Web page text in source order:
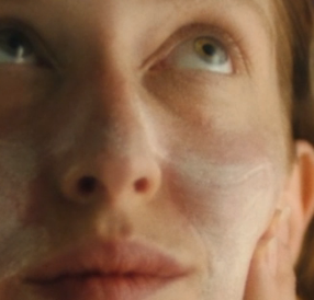
Entrar
Perfil de usuário
Meus aparelhos
Meus pedidos
Meus endereços
As minhas subscrições
Tech Elixir
Set
Español
Русский
繁體中文